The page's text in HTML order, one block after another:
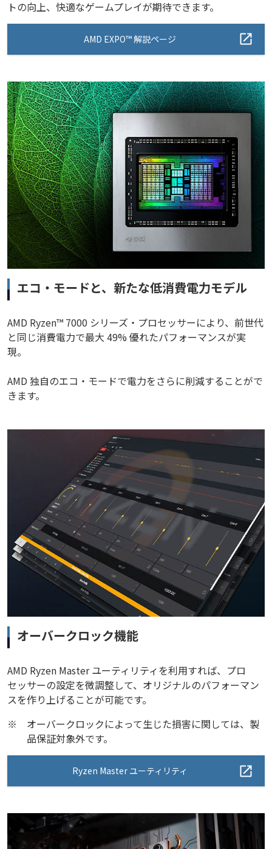
トの向上、快適なゲームプレイが期待できます。
AMD EXPO™ 解説ページ
エコ・モードと、新たな低消費電力モデル
AMD Ryzen™ 7000 シリーズ・プロセッサーにより、前世代
と同じ消費電力で最大 49% 優れたパフォーマンスが実
現。
AMD 独自のエコ・モードで電力をさらに削減することがで
きます。
オーバークロック機能
AMD Ryzen Master ユーティリティを利用すれば、プロ
セッサーの設定を微調整して、オリジナルのパフォーマン
スを作り上げることが可能です。
※
オーバークロックによって生じた損害に関しては、製
品保証対象外です。
Ryzen Master ユーティリティ